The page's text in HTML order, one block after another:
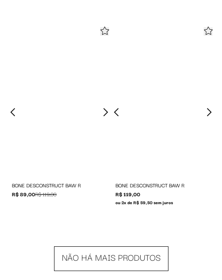
BONE DESCONSTRUCT BAW R
R$ 89,00R$ 119,00
BONE DESCONSTRUCT BAW R
R$ 119,00
ou 2x de R$ 59,50 sem juros
NÃO HÁ MAIS PRODUTOS